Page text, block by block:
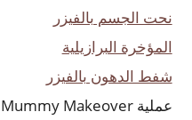
نحت الجسم بالفيزر
المؤخرة البرازيلية
شفط الدهون بالفيزر
عملية Mummy Makeover